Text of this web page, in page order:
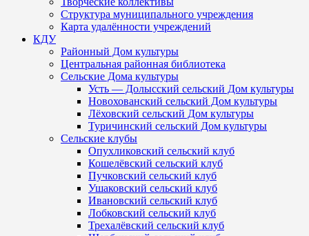
Структура муниципального учреждения
Карта удалённости учреждений
КДУ
Районный Дом культуры
Центральная районная библиотека
Сельские Дома культуры
Усть — Долысский сельский Дом культуры
Новохованский сельский Дом культуры
Лёховский сельский Дом культуры
Туричинский сельский Дом культуры
Сельские клубы
Опухликовский сельский клуб
Кошелёвский сельский клуб
Пучковский сельский клуб
Ушаковский сельский клуб
Ивановский сельский клуб
Лобковский сельский клуб
Трехалёвский сельский клуб